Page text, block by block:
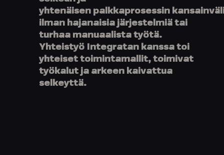
yhtenäisen palkkaprosessin
ilman hajanaisia järjestelmiä tai
turhaa manuaalista työtä.
Yhteistyö Integratan kanssa toi
yhteiset toimintamallit, toimivat
työkalut ja arkeen kaivattua
selkeyttä.